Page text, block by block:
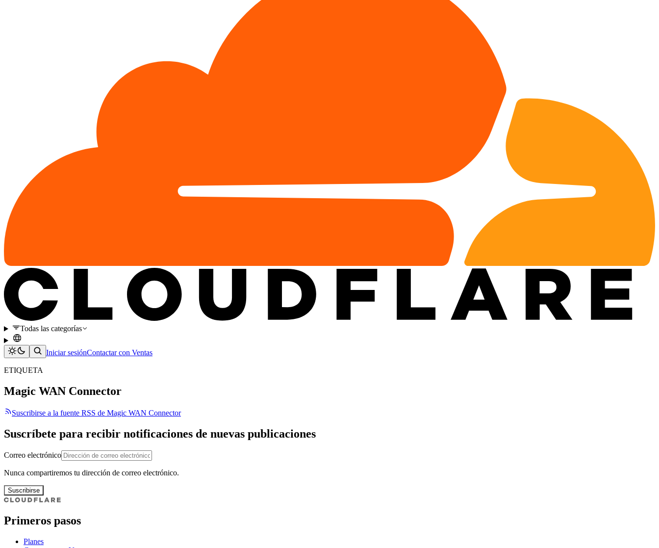
Todas las categorías
Iniciar sesiónContactar con Ventas
ETIQUETA
Magic WAN Connector
Suscribirse a la fuente RSS de Magic WAN Connector
Suscríbete para recibir notificaciones de nuevas publicaciones
Correo electrónico
Nunca compartiremos tu dirección de correo electrónico.
Suscribirse
Primeros pasos
Planes